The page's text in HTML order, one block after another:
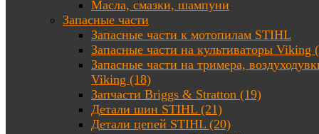
Масла, смазки, шампуни
Запасные части
Запасные части к мотопилам STIHL
Запасные части на культиваторы Viking
Запасные части на тримера,
Viking (18)
Запчасти Briggs & Stratton (19)
Детали шин STIHL (21)
Детали цепей STIHL (20)